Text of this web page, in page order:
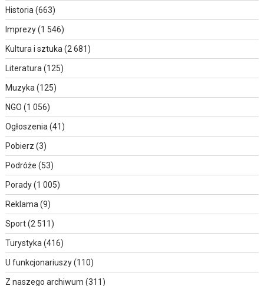
Historia (663)
Imprezy(1 546)
Kultura i sztuka (2 681)
Literatura (125)
Muzyka (125)
NGO (1 056)
Ogłoszenia (41)
Pobierz (3)
Podróże (53)
Porady(1 005)
Reklama (9)
Sport(2 511)
Turystyka (416)
U funkcjonariuszy(110)
Z naszego archiwum (311)